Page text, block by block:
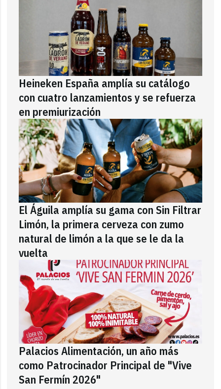
Heineken España amplía su catálogo
con cuatro lanzamientos y se refuerza
en premiurización
El Águila amplía su gama con Sin Filtrar
Limón, la primera cerveza con zumo
natural de limón a la que se le da la
vuelta
Palacios Alimentación, un año más
como Patrocinador Principal de "Vive
San Fermín 2026"